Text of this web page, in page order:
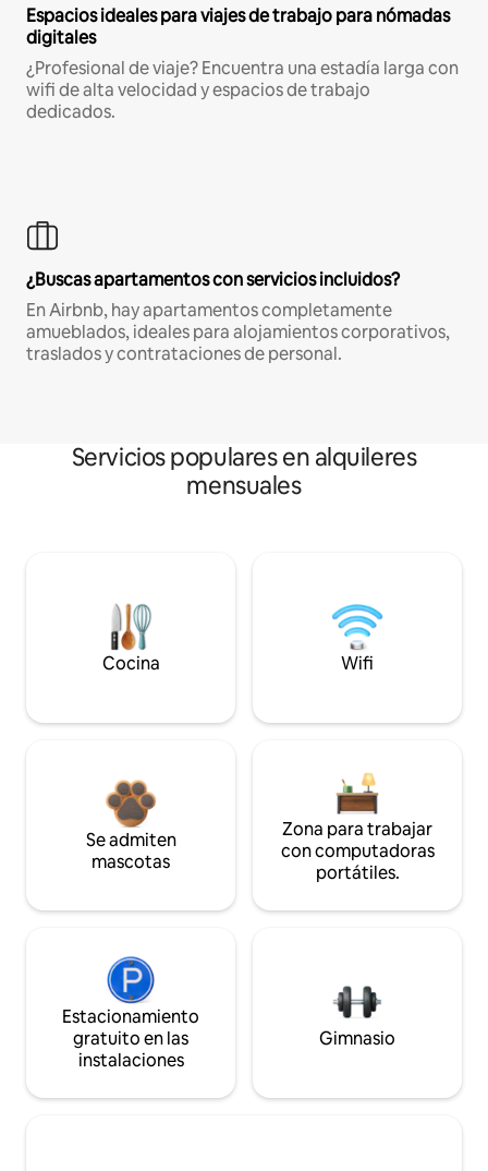
Espacios ideales para viajes de trabajo para nómadas
digitales
¿Profesional de viaje? Encuentra una estadía larga con
wifi de alta velocidad y espacios de trabajo
dedicados.
¿Buscas apartamentos con servicios incluidos?
En Airbnb, hay apartamentos completamente
amueblados, ideales para alojamientos corporativos,
traslados y contrataciones de personal.
Servicios populares en alquileres
mensuales
Cocina Wifi
Se admiten
mascotas
Zona para trabajar
con computadoras
portátiles.
Estacionamiento
gratuito en las
instalaciones
Gimnasio